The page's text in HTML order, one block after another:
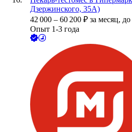
Дзержинского, 35А)
42 000 – 60 200 ₽ за месяц,
Опыт 1-3 года